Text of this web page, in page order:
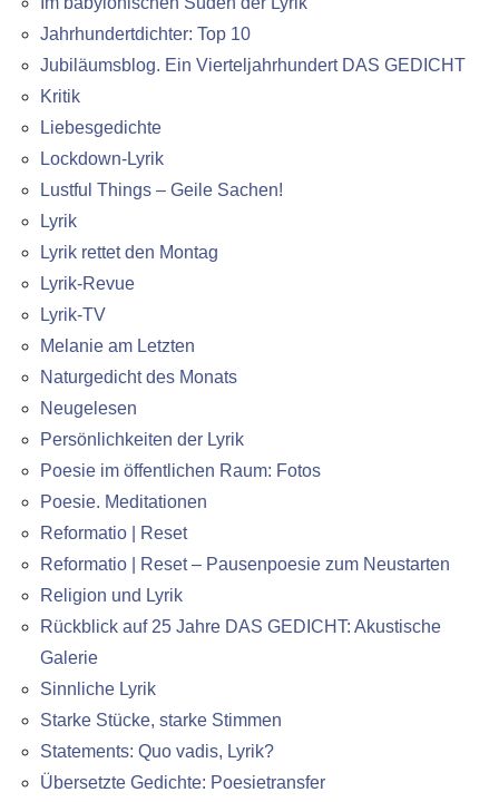
Jahrhundertdichter: Top 10
Jubiläumsblog. Ein Vierteljahrhundert DAS GEDICHT
Kritik
Liebesgedichte
Lockdown-Lyrik
Lustful Things – Geile Sachen!
Lyrik
Lyrik rettet den Montag
Lyrik-Revue
Lyrik-TV
Melanie am Letzten
Naturgedicht des Monats
Neugelesen
Persönlichkeiten der Lyrik
Poesie im öffentlichen Raum: Fotos
Poesie. Meditationen
Reformatio | Reset
Reformatio | Reset – Pausenpoesie zum Neustarten
Religion und Lyrik
Rückblick auf 25 Jahre DAS GEDICHT: Akustische
Galerie
Sinnliche Lyrik
Starke Stücke, starke Stimmen
Statements: Quo vadis, Lyrik?
Übersetzte Gedichte: Poesietransfer